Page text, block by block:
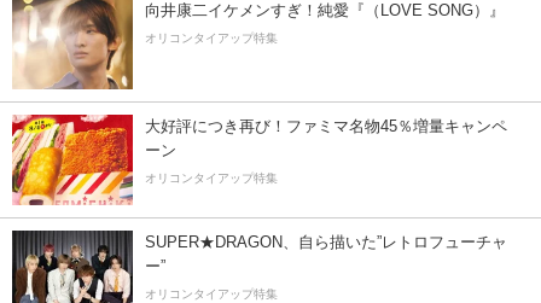
向井康二イケメンすぎ！純愛『（LOVE SONG）』
オリコンタイアップ特集
大好評につき再び！ファミマ名物45％増量キャンペ
ーン
オリコンタイアップ特集
SUPER★DRAGON、自ら描いた”レトロフューチャ
ー”
オリコンタイアップ特集